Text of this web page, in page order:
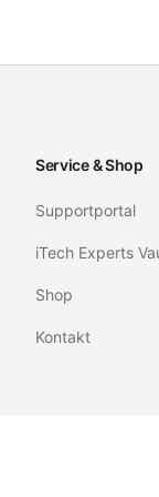
Service & Shop
Supportportal
iTech Experts
Shop
Kontakt